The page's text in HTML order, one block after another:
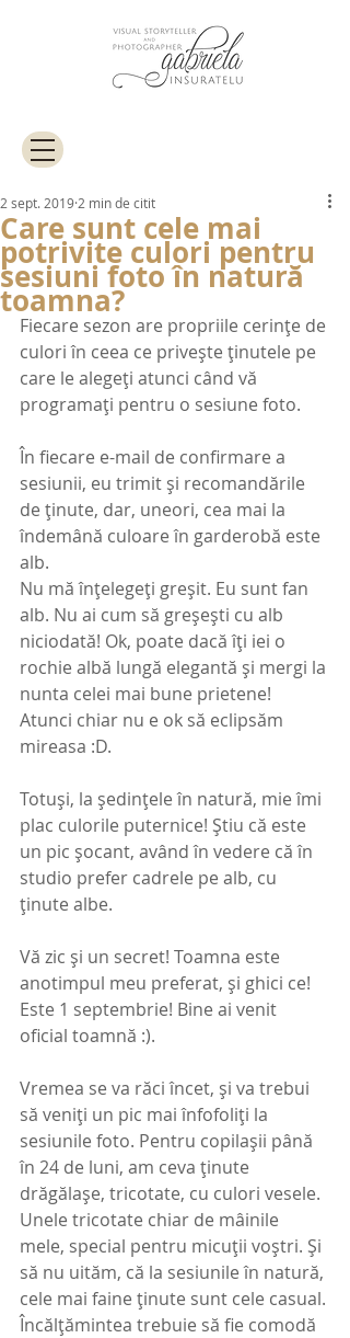
Care sunt cele mai
potrivite culori pentru
sesiuni foto în natură
toamna?
2 sept. 2019 2 min de citit
Fiecare sezon are propriile cerințe de
culori în ceea ce privește ținutele pe
care le alegeți atunci când vă
programați pentru o sesiune foto.
În fiecare e-mail de confirmare a
sesiunii, eu trimit și recomandările
de ținute, dar, uneori, cea mai la
îndemână culoare în garderobă este
alb.
Nu mă înțelegeți greșit. Eu sunt fan
alb. Nu ai cum să greșești cu alb
niciodată! Ok, poate dacă îți iei o
rochie albă lungă elegantă și mergi la
nunta celei mai bune prietene!
Atunci chiar nu e ok să eclipsăm
mireasa :D.
Totuși, la ședințele în natură, mie îmi
plac culorile puternice! Știu că este
un pic șocant, având în vedere că în
studio prefer cadrele pe alb, cu
ținute albe.
Vă zic și un secret! Toamna este
anotimpul meu preferat, și ghici ce!
Este 1 septembrie! Bine ai venit
oficial toamnă :).
Vremea se va răci încet, și va trebui
să veniți un pic mai înfofoliți la
sesiunile foto. Pentru copilașii până
în 24 de luni, am ceva ținute
drăgălașe, tricotate, cu culori vesele.
Unele tricotate chiar de mâinile
mele, special pentru micuții voștri. Și
să nu uităm, că la sesiunile în natură,
cele mai faine ținute sunt cele casual.
Încălțămintea trebuie să fie comodă